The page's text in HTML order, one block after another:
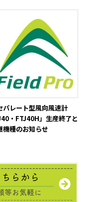
パレート型風向風速計
・FTJ40H」生産終了と
機種のお知らせ